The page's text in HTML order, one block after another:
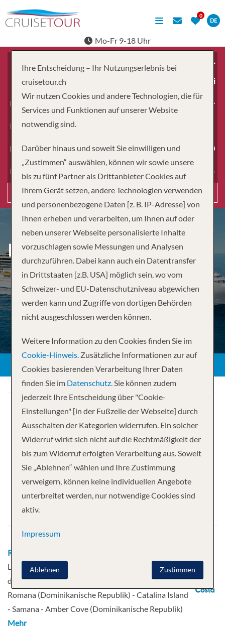
DE
Mo-Fr 9-18 Uhr
Erwachsene
Kinder
Dauer
Reiseart
Suchen
PERLEN DER KARIBIK
Ihre Kreuzfahrt
14 NächteCosta Pacifica
Abfahrt
Route
Lucie - Barbados - Guadeloupe - St. Kitts, Inseln über
dem Winde - Tortola, British Virgin Islands - La
Romana (Dominikanische Republik) - Catalina Island
- Samana - Amber Cove (Dominikanische Republik)
Mehr
Ihre Entscheidung – Ihr Nutzungserlebnis bei
cruisetour.ch
Wir nutzen Cookies und andere Technologien, die für
Services und Funktionen auf unserer Website
notwendig sind.
Darüber hinaus und soweit Sie einwilligen und
„Zustimmen“ auswählen, können wir sowie unsere
bis zu fünf Partner als Drittanbieter Cookies auf
Ihrem Gerät setzen, andere Technologien verwenden
und personenbezogene Daten [z. B. IP-Adresse] von
Ihnen erheben und verarbeiten, um Ihnen auf oder
neben unserer Webseite personalisierte Inhalte
vorzuschlagen sowie Messungen und Analysen
durchzuführen. Dabei kann auch ein Datentransfer
in Drittstaaten [z.B. USA] möglich sein, wo vom
Schweizer- und EU-Datenschutzniveau abgewichen
werden kann und Zugriffe von dortigen Behörden
nicht ausgeschlossen werden können.
Weitere Information zu den Cookies finden Sie im
Cookie-Hinweis. Zusätzliche Informationen zur auf
Cookies basierenden Verarbeitung Ihrer Daten
finden Sie im Datenschutz.Sie können zudem
jederzeit Ihre Entscheidung über "Cookie-
Einstellungen" [in der Fußzeile der Webseite] durch
Ausschalten der Kategorien widerrufen. Ein solcher
Widerruf wirkt sich nicht auf die Rechtmäßigkeit der
bis zum Widerruf erfolgten Verarbeitung aus. Soweit
Sie „Ablehnen“ wählen und Ihre Zustimmung
verweigern, können keine individuellen Angebote
unterbreitet werden, nur notwendige Cookies sind
aktiv.
Impressum
Zustimmen
Ablehnen